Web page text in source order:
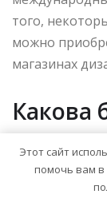
того,
можно
магазинах
Какова
Меркадер
Этот сайт
помочь вам в